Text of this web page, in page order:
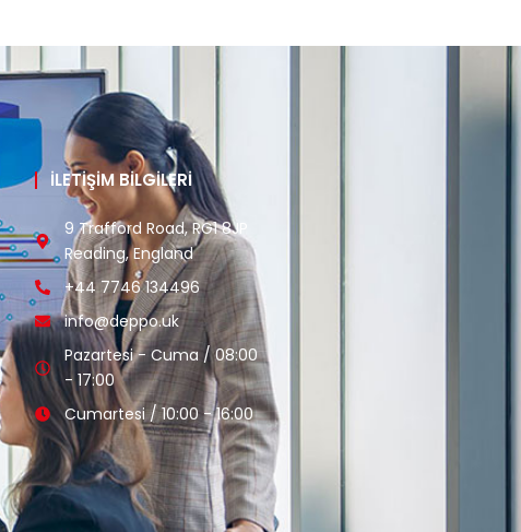
İLETİŞİM BİLGİLERİ
9 Trafford Road, RG1 8JP
Reading, England
+44 7746 134496
info@deppo.uk
Pazartesi - Cuma / 08:00
- 17:00
Cumartesi / 10:00 - 16:00